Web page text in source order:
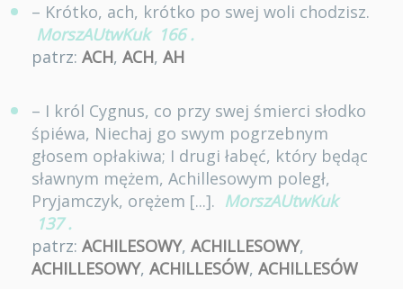
– Krótko, ach, krótko po swej woli chodzisz.
MorszAUtwKuk 166 .
patrz: ACH, ACH, AH
– I król Cygnus, co przy swej śmierci słodko
śpiéwa, Niechaj go swym pogrzebnym
głosem opłakiwa; I drugi łabęć, który będąc
sławnym mężem, Achillesowym poległ,
Pryjamczyk, orężem [...]. MorszAUtwKuk
137 .
patrz: ACHILESOWY, ACHILLESOWY,
ACHILLESOWY, ACHILLESÓW, ACHILLESÓW